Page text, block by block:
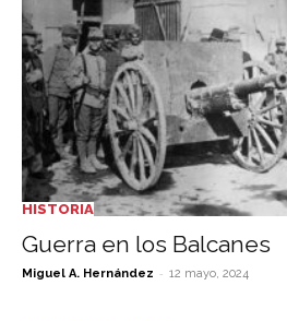
Hoy
HISTORIA
Guerra en los Balcanes
Miguel A. Hernández - 12 mayo, 2024